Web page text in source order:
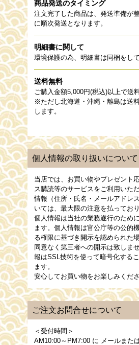
商品発送のタイミング
注文完了した商品は、発送準備が
に順次発送となります。
明細書に関して
環境保護の為、明細書は同梱をし
送料無料
ご購入金額5,000円(税込)以上で送
※ただし北海道・沖縄・離島は送
します。
個人情報の取り扱いについて
当店では、お買い物やプレゼント
ス購読等のサービスをご利用いた
情報（住所・氏名・メールアドレ
いては、最大限の注意を払っており
個人情報は当社の業務遂行のため
ます。個人情報は官公庁等の公的
る権限に基づき開示を認められた
同意なく第三者への開示は致しま
報はSSL技術を使って暗号化する
ます。
安心してお買い物をお楽しみくださ
ご注文お問合せについて
＜受付時間＞
AM10:00～PM7:00に メールまた